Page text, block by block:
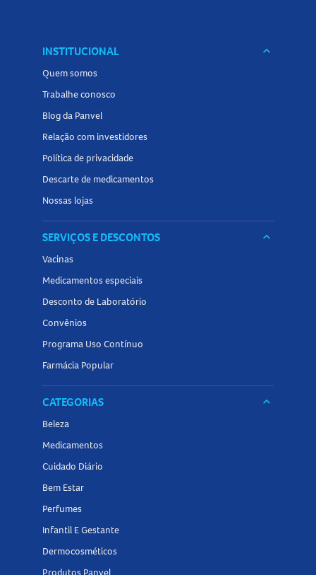
INSTITUCIONAL keyboard_arrow_down
Quem somos
Trabalhe conosco
Blog da Panvel
Relação com investidores
Política de privacidade
Descarte de medicamentos
Nossas lojas
SERVIÇOS E DESCONTOS keyboard_arrow_down
Vacinas
Medicamentos especiais
Desconto de Laboratório
Convênios
Programa Uso Contínuo
Farmácia Popular
CATEGORIAS keyboard_arrow_down
Beleza
Medicamentos
Cuidado Diário
Bem Estar
Perfumes
Infantil E Gestante
Dermocosméticos
Produtos Panvel